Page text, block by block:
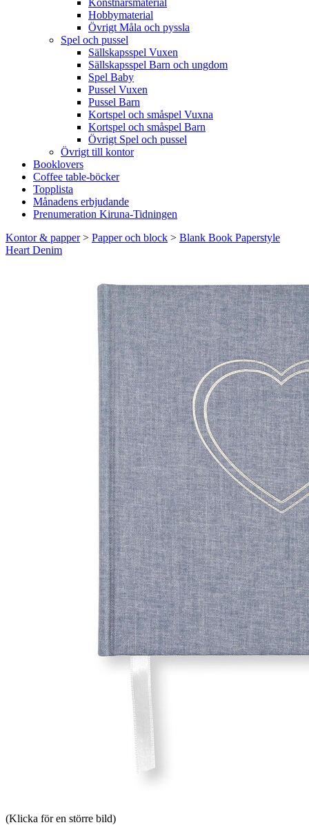
Konstnärsmaterial
Hobbymaterial
Övrigt Måla och pyssla
Spel och pussel
Sällskapsspel Vuxen
Sällskapsspel Barn och ungdom
Spel Baby
Pussel Vuxen
Pussel Barn
Kortspel och småspel Vuxna
Kortspel och småspel Barn
Övrigt Spel och pussel
Övrigt till kontor
Booklovers
Coffee table-böcker
Topplista
Månadens erbjudande
Prenumeration Kiruna-Tidningen
Kontor & papper> Papper och block > Blank Book Paperstyle
Heart Denim
(Klicka för en större bild)